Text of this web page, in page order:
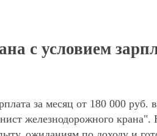
с условием
за месяц от 180 000 руб.
железнодорожного